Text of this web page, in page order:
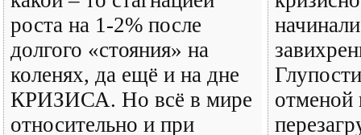
роста на 1-2% после
долгого «стояния» на
коленях, да ещё и на дне
КРИЗИСА. Но всё в мире
относительно и при
отменой